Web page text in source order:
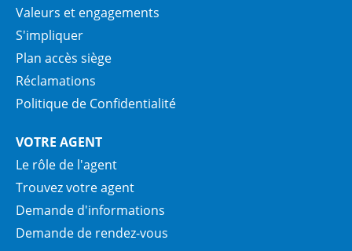
Valeurs et engagements
S'impliquer
Plan accès siège
Réclamations
Politique de Confidentialité
VOTRE AGENT
Le rôle de l'agent
Trouvez votre agent
Demande d'informations
Demande de rendez-vous